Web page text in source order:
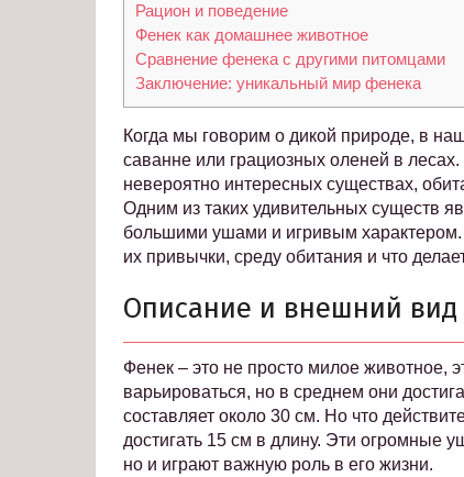
Рацион и поведение
Фенек как домашнее животное
Сравнение фенека с другими питомцами
Заключение: уникальный мир фенека
Когда мы говорим о дикой природе, в
саванне или грациозных оленей в
невероятно интересных существах,
Одним из таких удивительных существ
большими ушами и игривым
их привычки, среду обитания и что
Описание и внешний
Фенек – это не просто милое животное,
варьироваться, но в среднем они
составляет около 30 см. Но что
достигать 15 см в длину. Эти огромные
но и играют важную роль в его жизни.